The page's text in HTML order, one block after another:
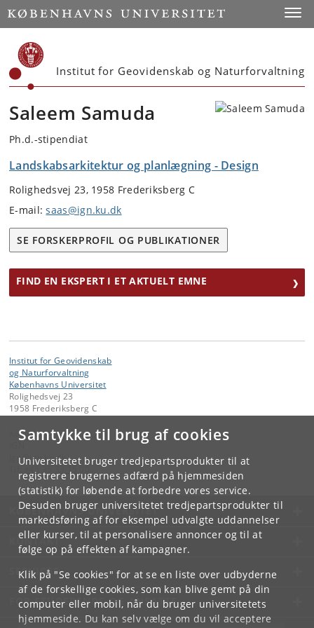
Samtykke til brug af cookies
Universitetet bruger tredjepartsprodukter til at
registrere brugernes adfærd på hjemmesiden
(statistik) for løbende at forbedre vores service.
Desuden bruger universitetet tredjepartsprodukter til
markedsføring af for eksempel udvalgte uddannelser
eller kurser, til at personalisere annoncer og til at
følge op på effekten af kampagner.
Klik på "Se cookies" for at se en liste over udbyderne
af de forskellige cookies, som kan blive gemt på din
computer eller mobil, når du bruger universitetets
hjemmeside. Du kan selv vælge om du vil acceptere
Start
Institut for Geovidenskab og Naturforvaltning
Saleem Samuda
Ph.d.-stipendiat
Landskabsarkitektur og planlægning - Design
Rolighedsvej 23, 1958 Frederiksberg C
E-mail:saas@ign.ku.dk
SE FORSKERPROFIL OG PUBLIKATIONER
FIND EN EKSPERT I ET AKTUELT EMNE
Institut for Geovidenskab
og Naturforvaltning
Københavns Universitet
Rolighedsvej 23
1958 Frederiksberg C
Kontakt:
ign @ign. ku.dk
KØBENHAVNS UNIVERSITET
KONTAKT
SERVICES
FOR STUDERENDE OG ANSATTE